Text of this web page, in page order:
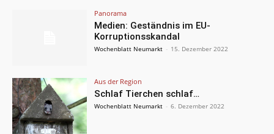
Panorama
Medien: Geständnis im EU-
Korruptionsskandal
Wochenblatt Neumarkt - 15. Dezember 2022
Aus der Region
Schlaf Tierchen schlaf…
Wochenblatt Neumarkt - 6. Dezember 2022